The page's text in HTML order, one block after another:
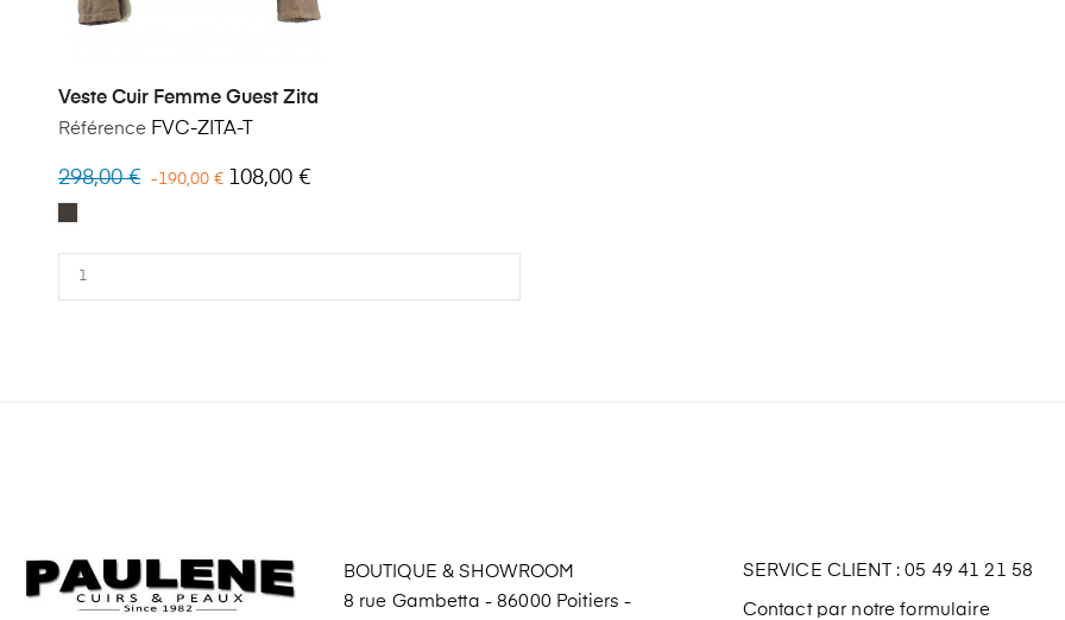
Veste Cuir Femme Guest Zita
Référence FVC-ZITA-T
298,00 € -190,00 € 108,00 €
BOUTIQUE & SHOWROOM
8 rue Gambetta - 86000 Poitiers -
SERVICE CLIENT : 05 49 41 21 58
Contact par notre formulaire